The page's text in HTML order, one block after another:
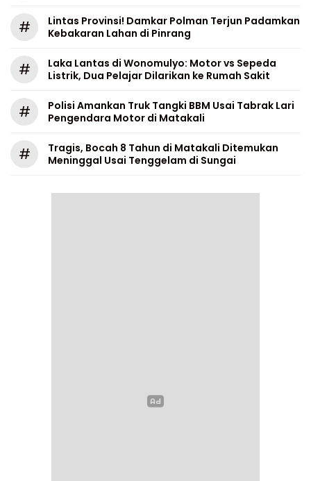
#
Lintas Provinsi! Damkar Polman Terjun Padamkan
Kebakaran Lahan di Pinrang
#
Laka Lantas di Wonomulyo: Motor vs Sepeda
Listrik, Dua Pelajar Dilarikan ke Rumah Sakit
#
Polisi Amankan Truk Tangki BBM Usai Tabrak Lari
Pengendara Motor di Matakali
#
Tragis, Bocah 8 Tahun di Matakali Ditemukan
Meninggal Usai Tenggelam di Sungai